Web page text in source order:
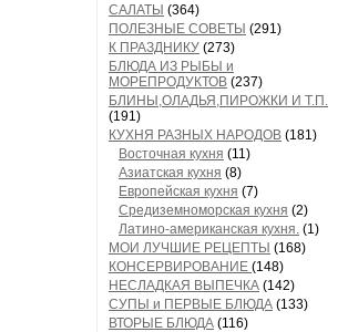
САЛАТЫ (364)
ПОЛЕЗНЫЕ СОВЕТЫ (291)
К ПРАЗДНИКУ (273)
БЛЮДА ИЗ РЫБЫ и
МОРЕПРОДУКТОВ (237)
БЛИНЫ,ОЛАДЬЯ,ПИРОЖКИ И Т.П.
(191)
КУХНЯ РАЗНЫХ НАРОДОВ (181)
Восточная кухня (11)
Азиатская кухня (8)
Европейская кухня (7)
Средиземноморская кухня (2)
Латино-американская кухня. (1)
МОИ ЛУЧШИЕ РЕЦЕПТЫ (168)
КОНСЕРВИРОВАНИЕ (148)
НЕСЛАДКАЯ ВЫПЕЧКА (142)
СУПЫ и ПЕРВЫЕ БЛЮДА (133)
ВТОРЫЕ БЛЮДА (116)